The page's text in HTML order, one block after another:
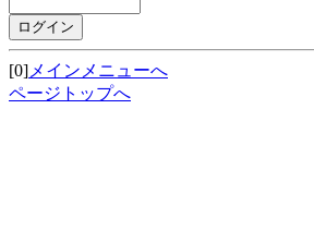
[0] メインメニューへ
ページトップへ